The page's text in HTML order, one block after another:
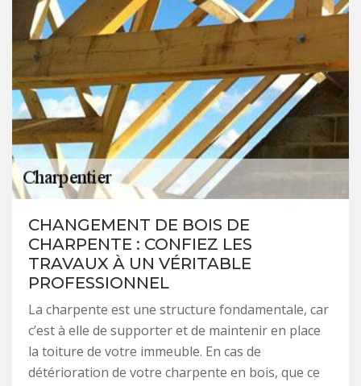
CHANGEMENT DE BOIS DE
CHARPENTE : CONFIEZ LES
TRAVAUX À UN VÉRITABLE
PROFESSIONNEL
La charpente est une structure fondamentale, car
c’est à elle de supporter et de maintenir en place
la toiture de votre immeuble. En cas de
détérioration de votre charpente en bois, que ce